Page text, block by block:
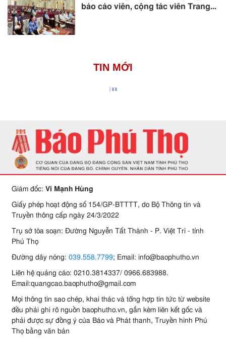
báo cáo viên, cộng tác viên Trang...
TIN MỚI
Giám đốc: Vi Mạnh Hùng
Giấy phép hoạt động số 154/GP-BTTTT, do Bộ Thông tin và
Truyền thông cấp ngày 24/3/2022
Trụ sở tòa soạn: Đường Nguyễn Tất Thành - P. Việt Trì - tỉnh
Phú Thọ
Đường dây nóng: 039.558.7799; Email: info@baophutho.vn
Liên hệ quảng cáo: 0210.3814337/ 0966.683988.
Email:quangcao.baophutho@gmail.com
Mọi thông tin sao chép, khai thác và tổng hợp tin tức từ website
đều phải ghi rõ nguồn baophutho.vn, gắn kèm liên kết gốc và
phải được sự đồng ý của Báo và Phát thanh, Truyền hình Phú
Thọ bằng văn bản